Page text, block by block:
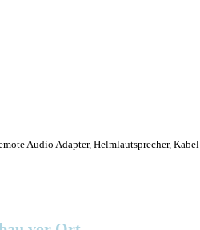
Audio Adapter, Helmlautsprecher, Kabel